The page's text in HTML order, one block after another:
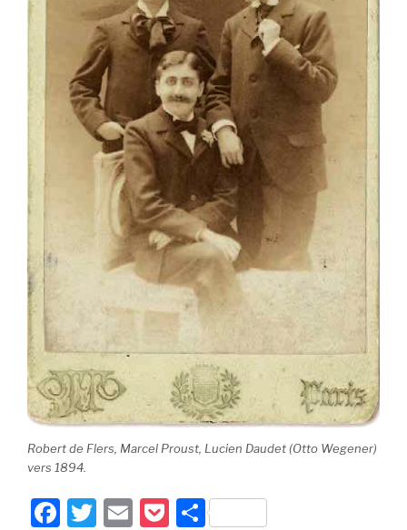
Robert de Flers, Marcel Proust, Lucien Daudet (Otto Wegener)
vers 1894.
F
T
E
P P